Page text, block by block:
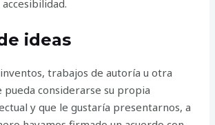
ideas
trabajos de autoría u otra
pueda considerarse su propia
y que le gustaría presentarnos, a